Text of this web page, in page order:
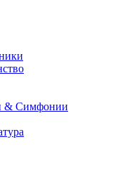
& Симфонии